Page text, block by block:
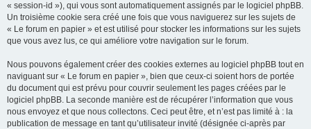
« session-id »), qui vous sont automatiquement assignés par le logiciel phpBB.
Un troisième cookie sera créé une fois que vous naviguerez sur les sujets de
« Le forum en papier » et est utilisé pour stocker les informations sur les sujets
que vous avez lus, ce qui améliore votre navigation sur le forum.
Nous pouvons également créer des cookies externes au logiciel phpBB tout en
naviguant sur « Le forum en papier », bien que ceux-ci soient hors de portée
du document qui est prévu pour couvrir seulement les pages créées par le
logiciel phpBB. La seconde manière est de récupérer l’information que vous
nous envoyez et que nous collectons. Ceci peut être, et n’est pas limité à : la
publication de message en tant qu’utilisateur invité (désignée ci-après par